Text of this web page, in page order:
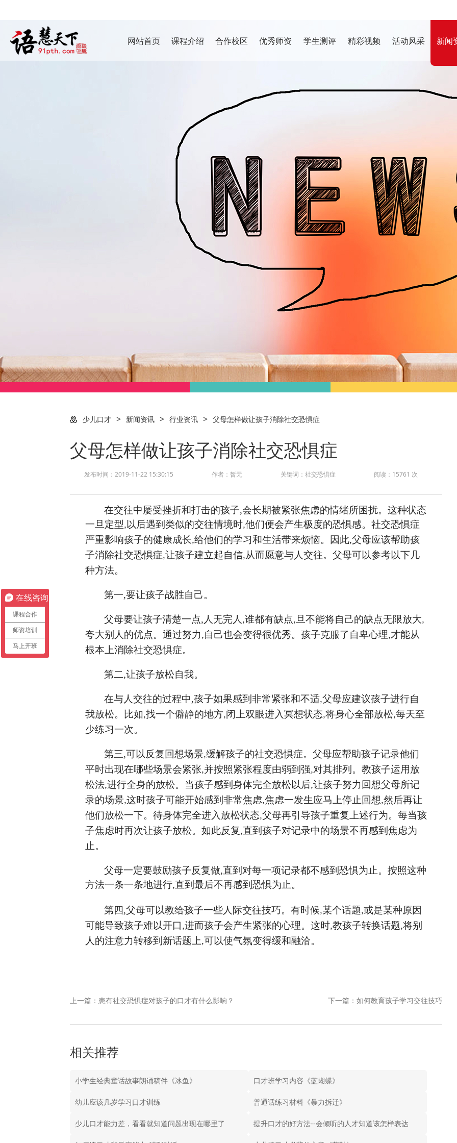
网站首页 课程介绍 合作校区 优秀师资 学生测评 精彩视频 活动风采 新闻
少儿口才 > 新闻资讯 > 行业资讯 > 父母怎样做让孩子消除社交恐惧症
父母怎样做让孩子消除社交恐惧症
发布时间：2019-11-22 15:30:15 作者：暂无 关键词：社交恐惧症 阅读：15761 次
在交往中屡受挫折和打击的孩子,会长期被紧张焦虑的情绪所困扰。这种状态
一旦定型, 以后遇到类似的交往情境时,他们便会产生极度的恐惧感。社交恐惧症
严重影响孩子的健康成长,给他们的学习和生活带来烦恼。因此,父母应该帮助孩
子消除社交恐惧症,让孩子建立起自信,从而愿意与人交往。父母可以参考以下几
种方法。
第一,要让孩子战胜自己。
父母要让孩子清楚一点, 人无完人 ,谁都有缺点, 旦不能将自己的缺点无限放大,
夸大别人的优点。通过努力,自己也会变得很优秀。孩子克服了自卑心理,才能从
根本上消除社交恐惧症。
第二,让孩子放松自我。
在与人交往的过程中,孩子如果感到非常紧张和不适,父母应建议孩子进行自
我放松。比如,找一个僻静的地方,闭上双眼进入冥想状态,将身心全部放松,每天至
少练习一次。
第三,可以反复回想场景,缓解孩子的社交恐惧症。父母应帮助孩子记录他们
平时出现在哪些场景会紧张,并按照紧张程度由弱到强,对其排列。教孩子运用放
松法,进行全身的放松。当孩子感到身体完全放松以后,让孩子努力回想父母所记
录的场景,这时孩子可能开始感到非常焦虑,焦虑一发生应马上停止回想,然后再让
他们放松一下。待身体完全进入放松状态,父母再引导孩子重复上述行为。每当孩
子焦虑时再次让孩子放松。如此反复,直到孩子对记录中的场景不再感到焦虑为
止。
父母一定要鼓励孩子反复做,直到对每一项记录都不感到恐惧为止。按照这种
方法一条一条地进行,直到最后不再感到恐惧为止。
第四,父母可以教给孩子一些人际交往技巧。有时候,某个话题,或是某种原因
可能导致孩子难以开口 ,进而孩子会产生紧张的心理。这时,教孩子转换话题,将别
人的注意力转移到新话题上,可以使气氛变得缓和融洽。
上一篇：患有社交恐惧症对孩子的口才有什么影响？ 下一篇：如何教育孩子学习交往技巧
相关推荐
小学生经典童话故事朗诵稿件《冰鱼》 口才班学习内容《蓝蝴蝶》
幼儿应该几岁学习口才训练 普通话练习材料《暴力拆迁》
少儿口才能力差，看看就知道问题出现在哪里了 提升口才的好方法--会倾听的人才知道该怎样表达
在线咨询
课程合作
师资培训
马上开班